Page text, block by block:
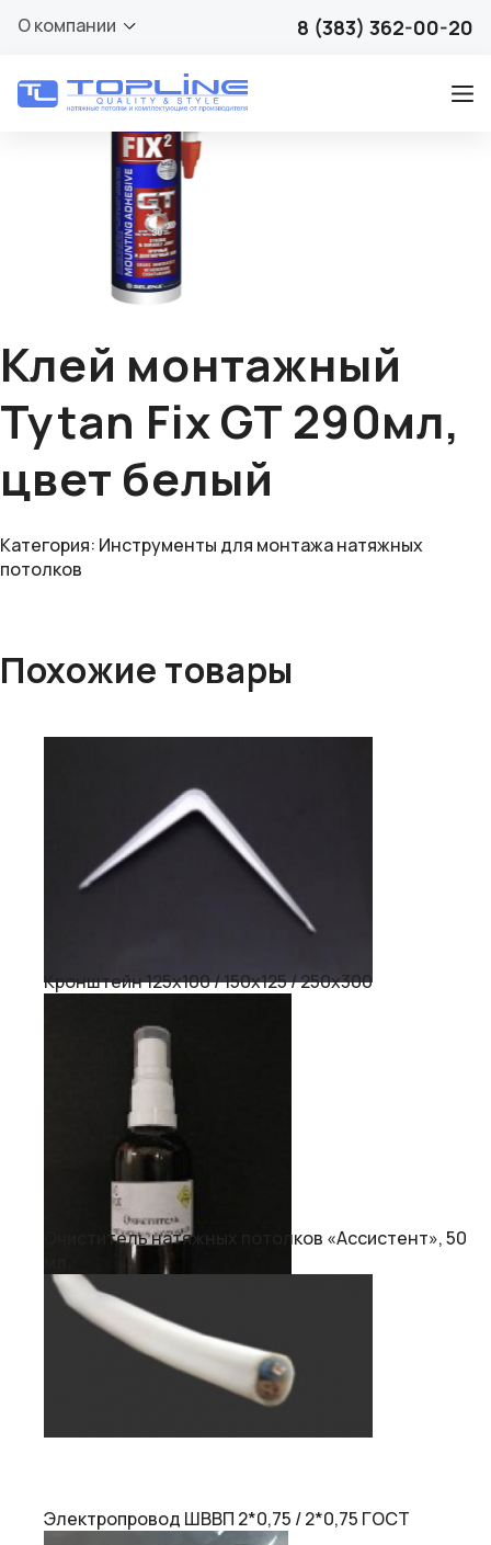
О компании 8 (383) 362-00-20
Клей монтажный
Tytan Fix GT 290мл,
цвет белый
Категория: Инструменты для монтажа натяжных
потолков
Похожие товары
Кронштейн 125х100 / 150х125 / 250х300
Очиститель натяжных потолков «Ассистент», 50
Электропровод ШВВП 2*0,75 / 2*0,75 ГОСТ